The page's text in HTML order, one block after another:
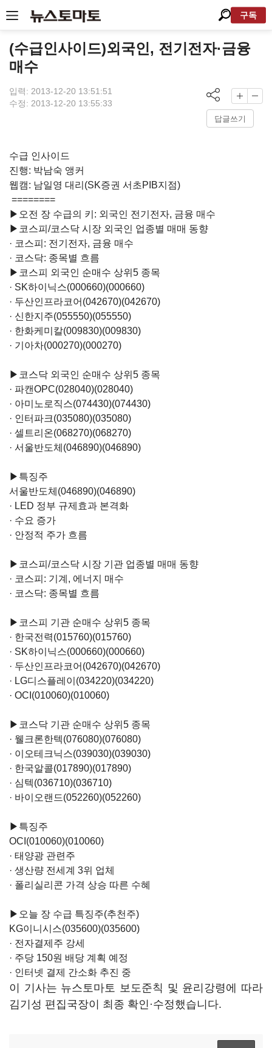
구독
(수급인사이드)외국인, 전기전자·금융
매수
입력: 2013-12-20 13:51:51
수정: 2013-12-20 13:55:33
답글쓰기
수급 인사이드
진행: 박남숙 앵커
웹캠: 남일영 대리(SK증권 서초PIB지점)
========
▶오전 장 수급의 키: 외국인 전기전자, 금융 매수
▶코스피/코스닥 시장 외국인 업종별 매매 동향
· 코스피: 전기전자, 금융 매수
· 코스닥: 종목별 흐름
▶코스피 외국인 순매수 상위5 종목
· SK하이닉스(000660)(000660)
· 두산인프라코어(042670)(042670)
· 신한지주(055550)(055550)
· 한화케미칼(009830)(009830)
· 기아차(000270)(000270)
▶코스닥 외국인 순매수 상위5 종목
· 파캔OPC(028040)(028040)
· 아미노로직스(074430)(074430)
· 인터파크(035080)(035080)
· 셀트리온(068270)(068270)
· 서울반도체(046890)(046890)
▶특징주
서울반도체(046890)(046890)
· LED 정부 규제효과 본격화
· 수요 증가
· 안정적 주가 흐름
▶코스피/코스닥 시장 기관 업종별 매매 동향
· 코스피: 기계, 에너지 매수
· 코스닥: 종목별 흐름
▶코스피 기관 순매수 상위5 종목
· 한국전력(015760)(015760)
· SK하이닉스(000660)(000660)
· 두산인프라코어(042670)(042670)
· LG디스플레이(034220)(034220)
· OCI(010060)(010060)
▶코스닥 기관 순매수 상위5 종목
· 웰크론한텍(076080)(076080)
· 이오테크닉스(039030)(039030)
· 한국알콜(017890)(017890)
· 심텍(036710)(036710)
· 바이오랜드(052260)(052260)
▶특징주
OCI(010060)(010060)
· 태양광 관련주
· 생산량 전세계 3위 업체
· 폴리실리콘 가격 상승 따른 수혜
▶오늘 장 수급 특징주(추천주)
KG이니시스(035600)(035600)
· 전자결제주 강세
· 주당 150원 배당 계획 예정
· 인터넷 결제 간소화 추진 중
이 기사는 뉴스토마토 보도준칙 및 윤리강령에 따라
김기성 편집국장이 최종 확인·수정했습니다.